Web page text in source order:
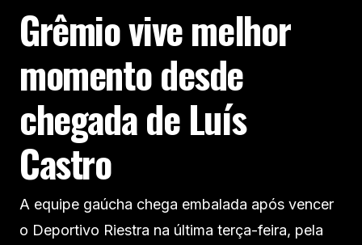
Grêmio vive melhor
momento desde
chegada de Luís
Castro
A equipe gaúcha chega embalada após vencer
o Deportivo Riestra na última terça-feira, pela